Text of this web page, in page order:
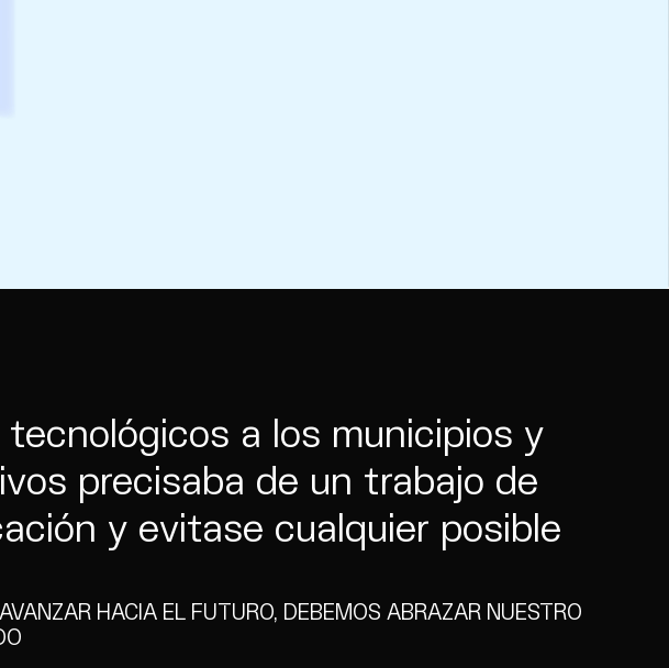
a los municipios y
precisaba de un trabajo de
y evitase cualquier posible
HACIA EL FUTURO, DEBEMOS ABRAZAR NUESTRO